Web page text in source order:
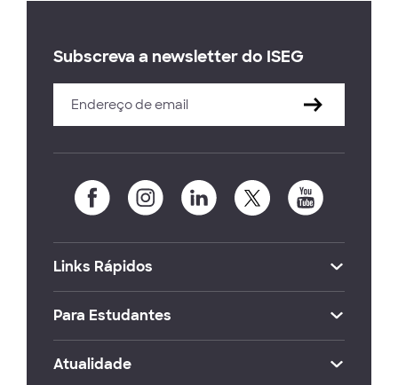
Subscreva a newsletter do ISEG
Links Rápidos
Para Estudantes
Atualidade